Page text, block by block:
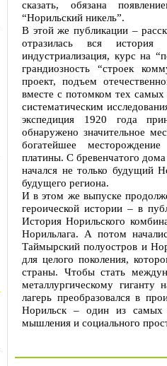
сказать, обязана
“Норильский никель”.
В этой же публикации –
отразилась вся история
индустриализация, курс на
грандиозность “строек
проект, подъем
вместе с потомком тех
систематическим
экспедиция 1920 года
обнаружено значительное
богатейшее
платины. С бревенчатого
начался не только будущий
будущего региона.
И в этом же выпуске
героической истории – в
История Норильского
Норильлага. А потом
Таймырский полуостров и
для целого поколения,
страны. Чтобы стать
металлургическому
лагерь преобразовался в
Норильск – один из самых
мышления и социального